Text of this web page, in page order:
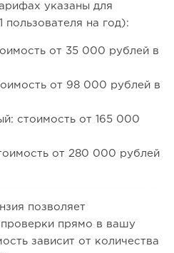
указаны для
пользователя на год):
от 35 000 рублей в
от 98 000 рублей в
стоимость от 165 000
от 280 000 рублей
позволяет
проверки прямо в вашу
зависит от количества